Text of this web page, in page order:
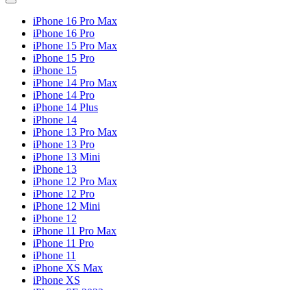
Menu
ToggleiPhone 16 Pro Max
iPhone 16 Pro
iPhone 15 Pro Max
iPhone 15 Pro
iPhone 15
iPhone 14 Pro Max
iPhone 14 Pro
iPhone 14 Plus
iPhone 14
iPhone 13 Pro Max
iPhone 13 Pro
iPhone 13 Mini
iPhone 13
iPhone 12 Pro Max
iPhone 12 Pro
iPhone 12 Mini
iPhone 12
iPhone 11 Pro Max
iPhone 11 Pro
iPhone 11
iPhone XS Max
iPhone XS